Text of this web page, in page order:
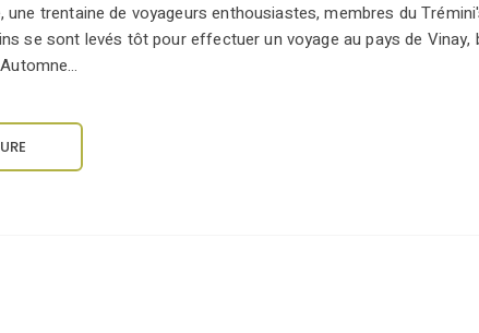
une trentaine de voyageurs enthousiastes, membres du
se sont levés tôt pour effectuer un voyage au pays de Vinay,